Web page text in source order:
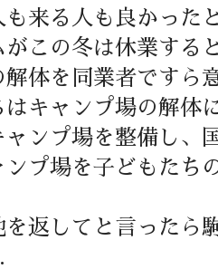
来る人も良かった
がこの冬は休業す
解体を同業者ですら
キャンプ場の解体
ャンプ場を整備し、
ンプ場を子どもたち
を返してと言ったら